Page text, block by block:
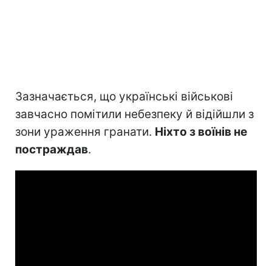
Зазначається, що українські військові
завчасно помітили небезпеку й відійшли з
зони ураження гранати. Ніхто з воїнів не
постраждав.